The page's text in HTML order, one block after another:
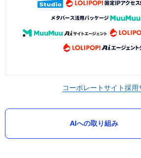
コーポレートサイト採用
AIへの取り組み